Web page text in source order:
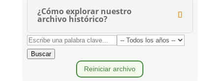
¿Cómo explorar nuestro
archivo histórico?
Buscar
Reiniciar archivo